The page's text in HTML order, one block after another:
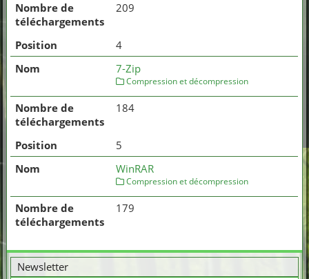
209
4
7-Zip
Compression et décompression
184
5
WinRAR
Compression et décompression
179
Email
Newsletter